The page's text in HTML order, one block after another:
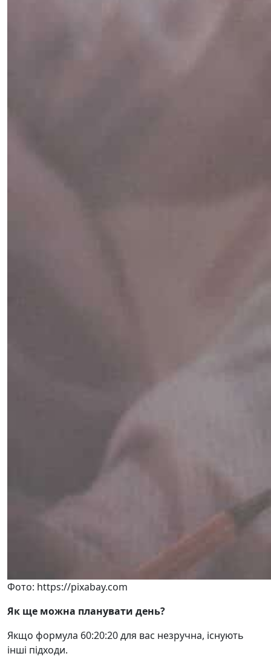
Фото: https://pixabay.com
Як ще можна планувати день?
Якщо формула 60:20:20 для вас незручна, існують
інші підходи.